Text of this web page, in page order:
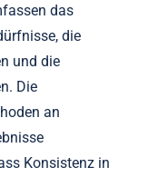
das
die
und die
Die
an
Konsistenz in